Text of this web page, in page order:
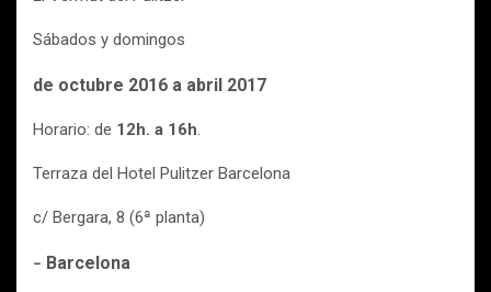
Sábados y domingos
de octubre 2016 a abril 2017
Horario: de 12h. a 16h.
Terraza del Hotel Pulitzer Barcelona
c/ Bergara, 8 (6ª planta)
– Barcelona